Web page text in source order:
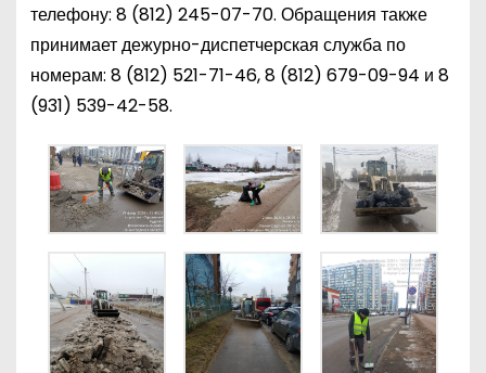
телефону: 8 (812) 245-07-70. Обращения также
принимает дежурно-диспетчерская служба по
номерам: 8 (812) 521-71-46,8 (812) 679-09-94 и 8
(931) 539-42-58.